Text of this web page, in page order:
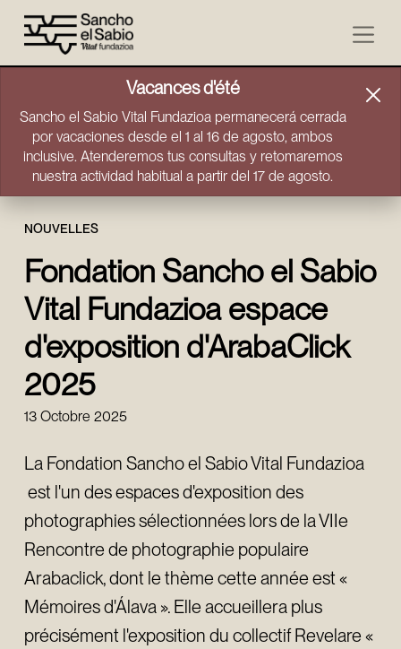
Aller directement au contenu
Vacances d'été
Sancho el Sabio Vital Fundazioa permanecerá cerrada
por vacaciones desde el 1 al 16 de agosto, ambos
inclusive. Atenderemos tus consultas y retomaremos
nuestra actividad habitual a partir del 17 de agosto.
NOUVELLES
Fondation Sancho el Sabio
Vital Fundazioa espace
d'exposition d'ArabaClick
2025
13 Octobre 2025
La Fondation Sancho el Sabio Vital Fundazioa
est l'un des espaces d'exposition des
photographies sélectionnées lors de la VIIe
Rencontre de photographie populaire
Arabaclick, dont le thème cette année est «
Mémoires d'Álava ». Elle accueillera plus
précisément l'exposition du collectif Revelare «